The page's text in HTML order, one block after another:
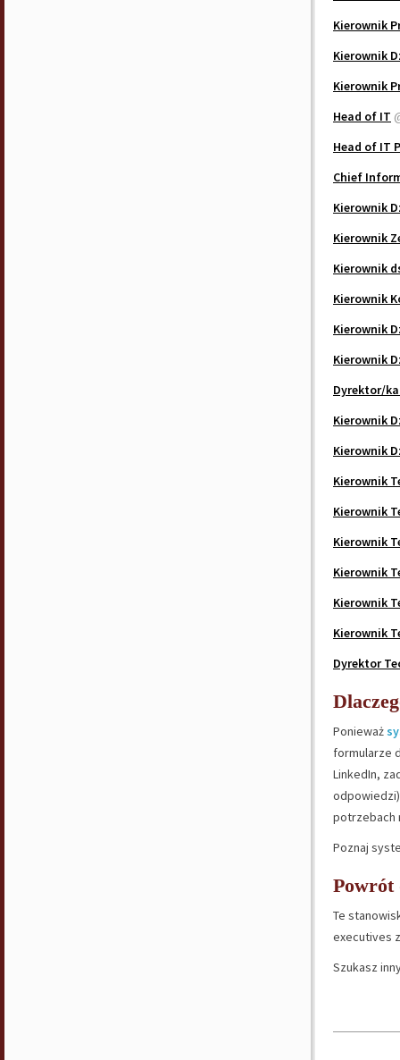
Kierownik
Kierownik
Kierownik
Head of IT
Head of IT
Chief
Kierownik
Kierownik
Kierownik
Kierownik
Kierownik
Kierownik
Dyrektor/
Kierownik
Kierownik
Kierownik
Kierownik
Kierownik
Kierownik
Kierownik
Kierownik
Dyrektor
Ponieważ
formularze
LinkedIn,
odpowiedzi)
potrzebach
Poznaj
Powrót
Te
executives
Szukasz